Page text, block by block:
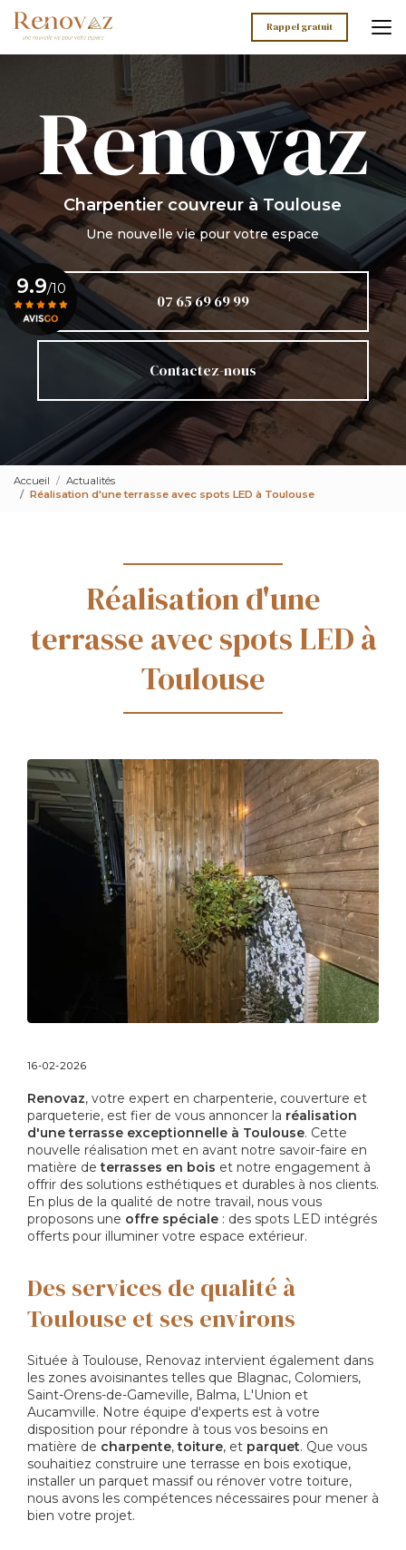
Aller
au
contenu
principal
Rappel gratuit
Charpentier couvreur à Toulouse
Une nouvelle vie pour votre espace
07 65 69 69 99
Contactez-nous
9.9/10
Voir le certificat
Accueil
Actualités
Réalisation d'une terrasse avec spots LED à Toulouse
Réalisation d'une
terrasse avec spots LED à
Toulouse
16-02-2026
Renovaz, votre expert en charpenterie, couverture et
parqueterie, est fier de vous annoncer la réalisation
d'une terrasse exceptionnelle à Toulouse. Cette
nouvelle réalisation met en avant notre savoir-faire en
matière deterrasses en bois et notre engagement à
offrir des solutions esthétiques et durables à nos clients.
En plus de la qualité de notre travail, nous vous
proposons une offre spéciale : des spots LED intégrés
offerts pour illuminer votre espace extérieur.
Des services de qualité à
Toulouse et ses environs
Située à Toulouse, Renovaz intervient également dans
les zones avoisinantes telles que Blagnac, Colomiers,
Saint-Orens-de-Gameville, Balma, L'Union et
Aucamville. Notre équipe d'experts est à votre
disposition pour répondre à tous vos besoins en
matière de charpente,toiture, et parquet. Que vous
souhaitiez construire une terrasse en bois exotique,
installer un parquet massif ou rénover votre toiture,
nous avons les compétences nécessaires pour mener à
bien votre projet.